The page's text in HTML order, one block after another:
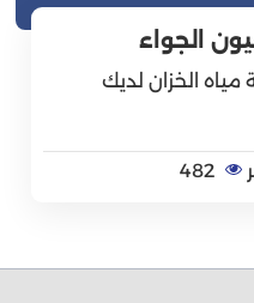
الجواء
الخزان لديك
482